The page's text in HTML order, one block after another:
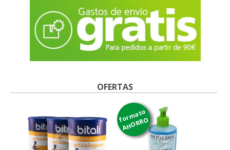
OFERTAS
formato
AHORRO